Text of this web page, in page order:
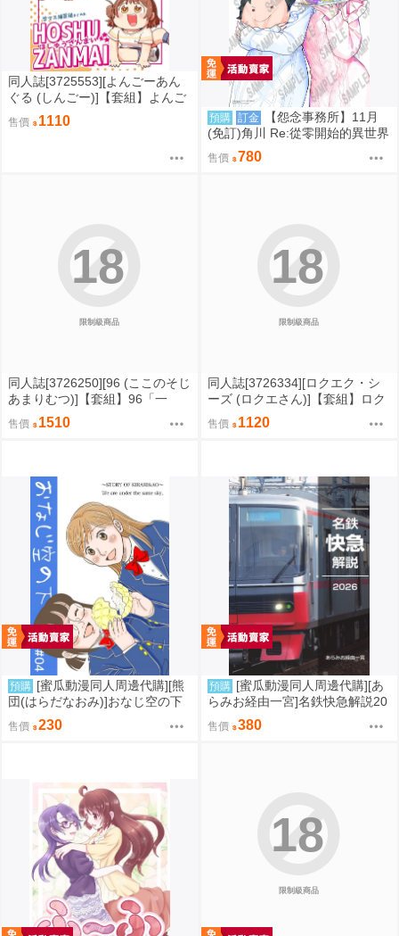
同人誌[3725553][よんごーあん
ぐる (しんごー)]【套組】よんご
ーあんぐる「学マス本」セット
(學園偶像大師)
售價 1110 預購 訂金
【怨念事務所】11月
(免訂)角川 Re:從零開始的異世界
生活 C108 B2掛軸 花鶏ハルノ
原畫 拉姆&雷姆 0822
售價 780
限制級商品
18
同人誌[3726250][96 (ここのそじ
あまりむつ)]【套組】96「一
夜 HITOYO CHAN NO H NA H
ON」セット (綜合)
售價 1510
限制級商品
18
同人誌[3726334][ロクエク・シ
ーズ (ロクエさん)]【套組】ロク
エク・シーズ「ブルアカ本」セ
ット (蔚藍檔案)
售價 1120
預購 [蜜瓜動漫同人周邊代購][熊
団(はらだなおみ)]おなじ空の下
#04(同人誌)
售價 230
預購 [蜜瓜動漫同人周邊代購][あ
らみお経由一宮]名鉄快急解説20
26(同人誌)
售價 380
限制級商品
18